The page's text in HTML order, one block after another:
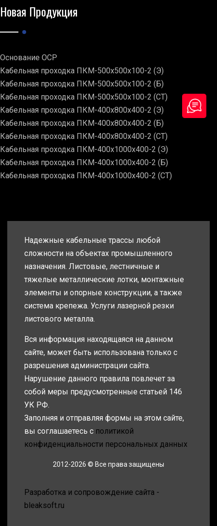
Новая Продукция
Основание ОСР
Кабельная проходка ПКМ-500х500х100-2 (Э)
Кабельная проходка ПКМ-500х500х100-2 (Б)
Кабельная проходка ПКМ-500х500х100-2 (СТ)
Кабельная проходка ПКМ-400х800х400-2 (Э)
Кабельная проходка ПКМ-400х800х400-2 (Б)
Кабельная проходка ПКМ-400х800х400-2 (СТ)
Кабельная проходка ПКМ-400х1000х400-2 (Э)
Кабельная проходка ПКМ-400х1000х400-2 (Б)
Кабельная проходка ПКМ-400х1000х400-2 (СТ)
Надежные кабельные трассы любой
сложности на объектах промышленного
назначения. Листовые, лестничные и
тяжелые металлические лотки, монтажные
элементы и опорные конструкции, а также
система крепежа. Услуги лазерной резки
листового металла.
Вся информация находящаяся на данном
сайте, может быть использована только с
разрешения администрации сайта.
Нарушение данного правила повлечет за
собой меры предусмотренные статьей 146
УК РФ.
Заполняя и отправляя формы на этом сайте,
вы соглашаетесь с политикой
конфиденциальности персональных данных
2012-2026 © Все права защищены
Разработка и сопровождение сайта -
bleaksoft.ru